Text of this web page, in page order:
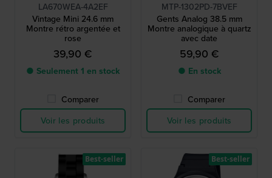
LA670WEA-4A2EF
Vintage Mini 24.6 mm
Montre rétro argentée et
rose
39,90 €
● Seulement 1 en stock
Comparer
Voir les produits
MTP-1302PD-7BVEF
Gents Analog 38.5 mm
Montre analogique à quartz
avec date
59,90 €
● En stock
Comparer
Voir les produits
Best-seller Best-seller